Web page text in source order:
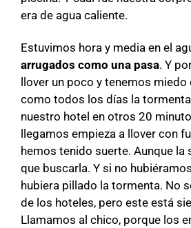
era de agua caliente.
Estuvimos hora y media en el
arrugados como una pasa. Y
llover un poco y tenemos
como todos los días la
nuestro hotel en otros 20
llegamos empieza a llover con
hemos tenido suerte. Aunque la
que buscarla. Y si no
hubiera pillado la tormenta. No
de los hoteles, pero este está
Llamamos al chico, porque los